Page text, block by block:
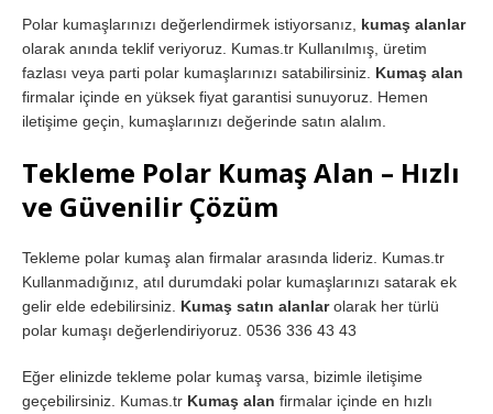
Polar kumaşlarınızı değerlendirmek istiyorsanız, kumaş alanlar
olarak anında teklif veriyoruz. Kumas.tr Kullanılmış, üretim
fazlası veya parti polar kumaşlarınızı satabilirsiniz. Kumaş alan
firmalar içinde en yüksek fiyat garantisi sunuyoruz. Hemen
iletişime geçin, kumaşlarınızı değerinde satın alalım.
Tekleme Polar Kumaş Alan – Hızlı
ve Güvenilir Çözüm
Tekleme polar kumaş alan firmalar arasında lideriz. Kumas.tr
Kullanmadığınız, atıl durumdaki polar kumaşlarınızı satarak ek
gelir elde edebilirsiniz. Kumaş satın alanlarolarak her türlü
polar kumaşı değerlendiriyoruz. 0536 336 43 43
Eğer elinizde tekleme polar kumaş varsa, bizimle iletişime
geçebilirsiniz. Kumas.tr Kumaş alan firmalar içinde en hızlı